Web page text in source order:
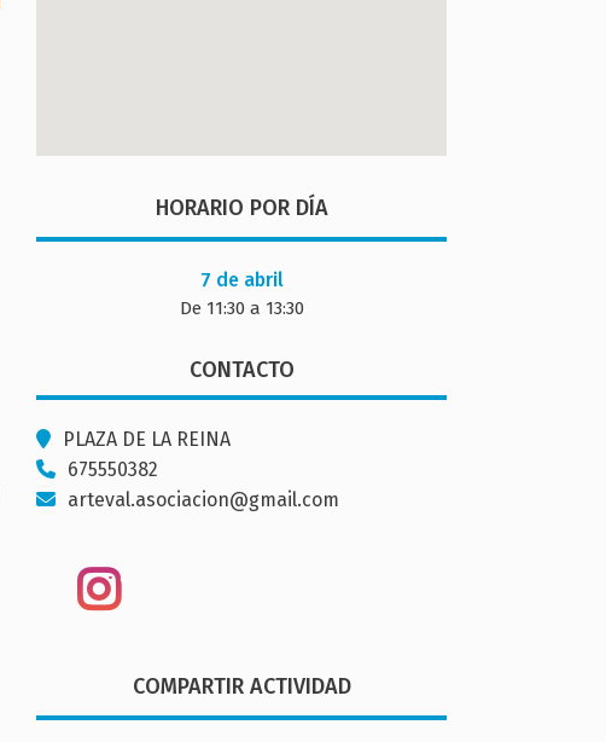
HORARIO POR DÍA
7 de abril
De 11:30 a 13:30
CONTACTO
PLAZA DE LA REINA
675550382
arteval.asociacion@gmail.com
COMPARTIR ACTIVIDAD